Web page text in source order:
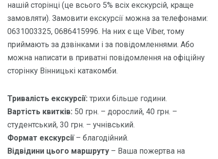
нашій сторінці (це всього 5% всіх екскурсій, краще
замовляти). Замовити екскурсії можна за телефонами:
0631003325, 0686415996. На них є ще Viber, тому
приймають за дзвінками і за повідомленнями. Або
можна написати в приватні повідомлення на офіційну
сторінку Вінницькі катакомби.
Тривалість екскурсії: трихи більше години.
Вартість квитків: 50 грн. – дорослий, 40 грн. –
студентський, 30 грн. – учнівський.
Формат екскурсії– благодійний.
Відвідини цього маршруту – Ваша пожертва на